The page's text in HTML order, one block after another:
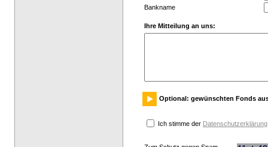
Bankname
Ihre Mitteilung an uns:
Optional: gewünschten Fonds
Ich stimme der Datenschutzerklärung